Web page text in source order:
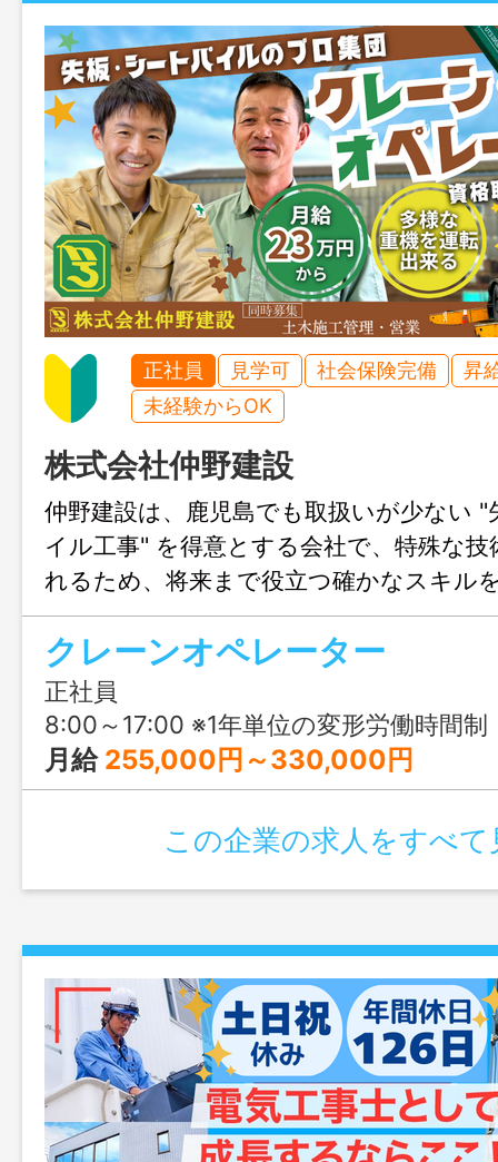
正社員 見学可 社会保険完備
昇
未経験からOK
株式会社仲野建設
仲野建設は、鹿児島でも取扱いが少ない "
イル工事" を得意とする会社で、特殊な
れるため、将来まで役立つ確かなスキル
す。重機・大型クレーン・各種トラック
を扱える環境も魅力。資格取得のサポー
り、経験者はもちろん、手に職をつけた
やすい職場です。
クレーンオペレーター
正社員
8:00～17:00 ※1年単位の変形労働時間制
月給 255,000円～330,000円
この企業の求人をすべて